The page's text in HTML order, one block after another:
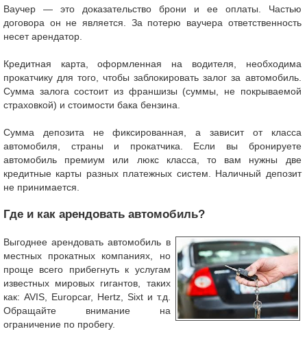
Ваучер — это доказательство брони и ее оплаты. Частью
договора он не является. За потерю ваучера ответственность
несет арендатор.
Кредитная карта, оформленная на водителя, необходима
прокатчику для того, чтобы заблокировать залог за автомобиль.
Сумма залога состоит из франшизы (суммы, не покрываемой
страховкой) и стоимости бака бензина.
Сумма депозита не фиксированная, а зависит от класса
автомобиля, страны и прокатчика. Если вы бронируете
автомобиль премиум или люкс класса, то вам нужны две
кредитные карты разных платежных систем. Наличный депозит
не принимается.
Где и как арендовать автомобиль?
Выгоднее арендовать автомобиль в
местных прокатных компаниях, но
проще всего прибегнуть к услугам
известных мировых гигантов, таких
как: AVIS, Europcar, Hertz, Sixt и т.д.
Обращайте внимание на
ограничение по пробегу.